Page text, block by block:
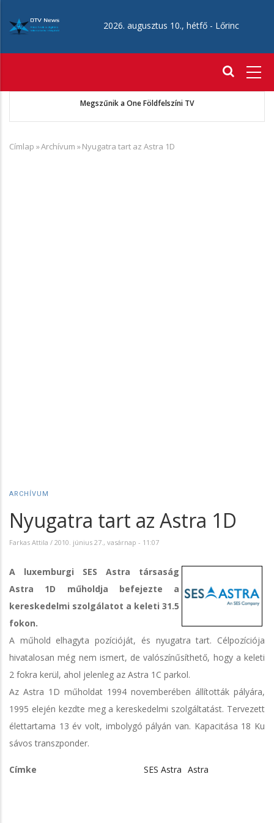
tartalomra
2026. augusztus 10., hétfő - Lőrinc
Megszűnik a One Földfelszíni TV
Morzsa
Címlap »Archívum »Nyugatra tart az Astra 1D
ARCHÍVUM
Nyugatra tart az Astra 1D
Farkas Attila / 2010. június 27., vasárnap - 11:07
A luxemburgi SES Astra társaság
Astra 1D műholdja befejezte a
kereskedelmi szolgálatot a keleti 31.5
fokon.
A műhold elhagyta pozícióját, és nyugatra tart. Célpozíciója
hivatalosan még nem ismert, de valószínűsíthető, hogy a keleti
2 fokra kerül, ahol jelenleg az Astra 1C parkol.
Az Astra 1D műholdat 1994 novemberében állították pályára,
1995 elején kezdte meg a kereskedelmi szolgáltatást. Tervezett
élettartama 13 év volt, imbolygó pályán van. Kapacitása 18 Ku
sávos transzponder.
Címke SES Astra Astra